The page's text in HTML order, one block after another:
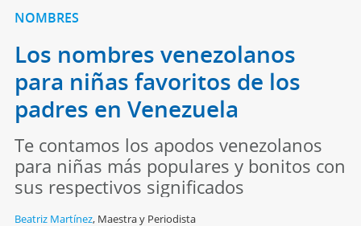
NOMBRES
Los nombres venezolanos
para niñas favoritos de los
padres en Venezuela
Te contamos los apodos venezolanos
para niñas más populares y bonitos con
sus respectivos significados
Beatriz Martínez, Maestra y Periodista